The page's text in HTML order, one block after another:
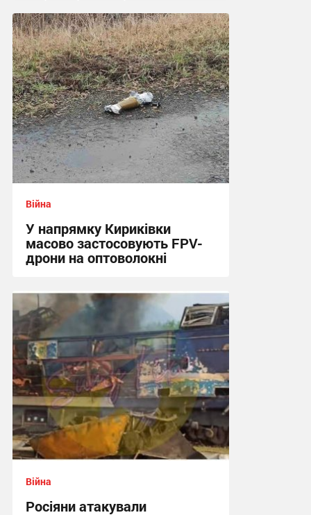
13:05 вчора
Війна
У напрямку Кириківки
масово застосовують FPV-
дрони на оптоволокні
12:59 вчора
Війна
Росіяни атакували